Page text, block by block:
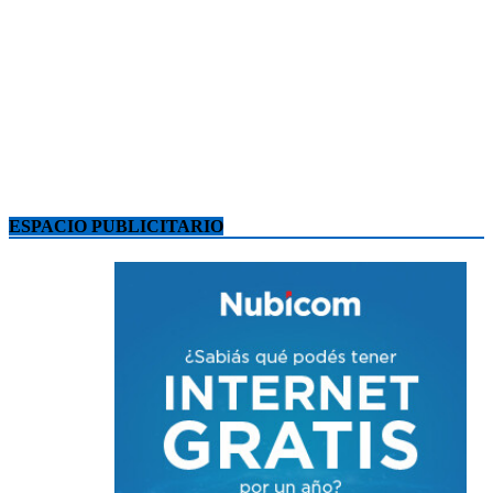
ESPACIO PUBLICITARIO